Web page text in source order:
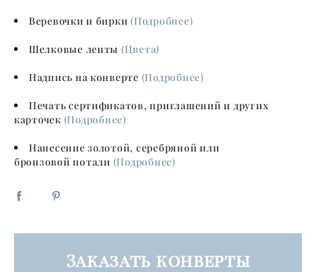
Веревочки и бирки(Подробнее)
Шелковые ленты (Цвета)
Надпись на конверте (Подробнее)
Печать сертификатов, приглашений и других
карточек (Подробнее)
Нанесение золотой, серебряной или
бронзовой потали (Подробнее)
Заказать конверты